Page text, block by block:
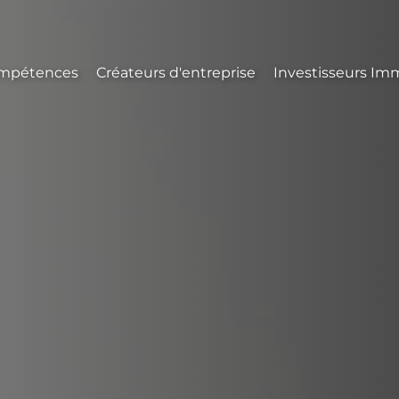
Créateurs d'entreprise Investisseurs